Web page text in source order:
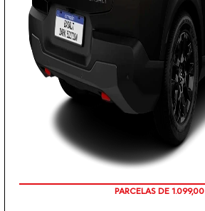
PARCELAS DE 1.099,00